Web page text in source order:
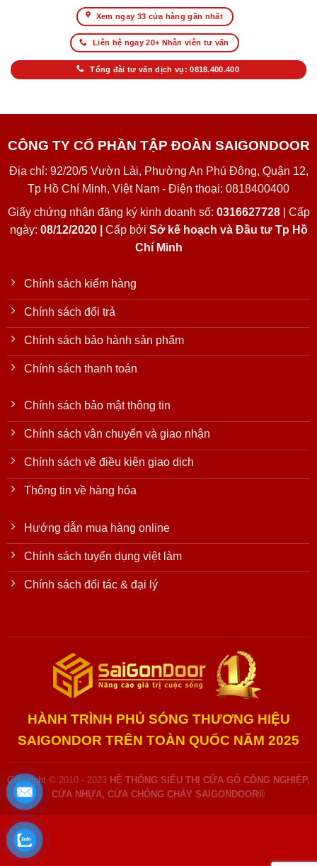
Xem ngay 33 cửa hàng gần nhất
Liên hệ ngay 20+ Nhân viên tư vấn
Tổng đài tư vấn dịch vụ: 0818.400.400
CÔNG TY CỔ PHẦN TẬP ĐOÀN SAIGONDOOR
Địa chỉ: 92/20/5 Vườn Lài, Phường An Phú Đông, Quận 12,
Tp Hồ Chí Minh, Việt Nam - Điện thoại: 0818400400
Giấy chứng nhận đăng ký kinh doanh số: 0316627728| Cấp
ngày: 08/12/2020 | Cấp bởi Sở kế hoạch và Đầu tư Tp Hồ
Chí Minh
Chính sách kiểm hàng
Chính sách đổi trả
Chính sách bảo hành sản phẩm
Chính sách thanh toán
Chính sách bảo mật thông tin
Chính sách vận chuyển và giao nhận
Chính sách về điều kiện giao dịch
Thông tin về hàng hóa
Hướng dẫn mua hàng online
Chính sách tuyển dụng việt làm
Chính sách đối tác & đại lý
HÀNH TRÌNH PHỦ SÓNG THƯƠNG HIỆU
SAIGONDOR TRÊN TOÀN QUỐC NĂM 2025
Copyright © 2010 - 2023 HỆ THỐNG SIÊU THỊ CỬA GỖ CÔNG NGHIỆP,
CỬA NHỰA, CỬA CHỐNG CHÁY SAIGONDOOR®